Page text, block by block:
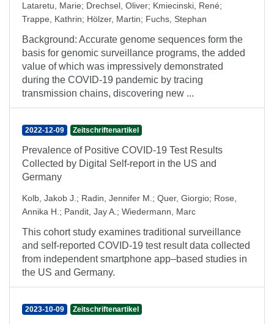
Lataretu, Marie; Drechsel, Oliver; Kmiecinski, René;
Trappe, Kathrin; Hölzer, Martin; Fuchs, Stephan
Background: Accurate genome sequences form the
basis for genomic surveillance programs, the added
value of which was impressively demonstrated
during the COVID-19 pandemic by tracing
transmission chains, discovering new ...
2022-12-09 Zeitschriftenartikel
Prevalence of Positive COVID-19 Test Results
Collected by Digital Self-report in the US and
Germany
Kolb, Jakob J. ; Radin, Jennifer M. ; Quer, Giorgio; Rose,
Annika H. ; Pandit, Jay A. ; Wiedermann, Marc
This cohort study examines traditional surveillance
and self-reported COVID-19 test result data collected
from independent smartphone app–based studies in
the US and Germany.
2023-10-09 Zeitschriftenartikel